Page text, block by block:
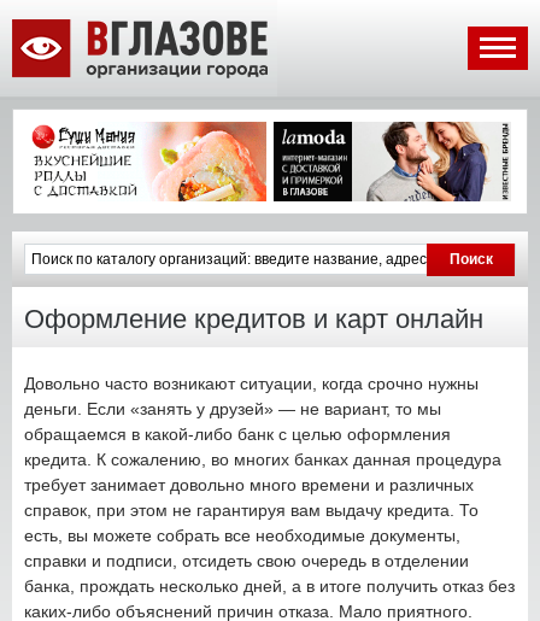
Оформление кредитов и карт онлайн
Довольно часто возникают ситуации, когда срочно нужны
деньги. Если «занять у друзей» — не вариант, то мы
обращаемся в какой-либо банк с целью оформления
кредита. К сожалению, во многих банках данная процедура
требует занимает довольно много времени и различных
справок, при этом не гарантируя вам выдачу кредита. То
есть, вы можете собрать все необходимые документы,
справки и подписи, отсидеть свою очередь в отделении
банка, прождать несколько дней, а в итоге получить отказ без
каких-либо объяснений причин отказа. Мало приятного.